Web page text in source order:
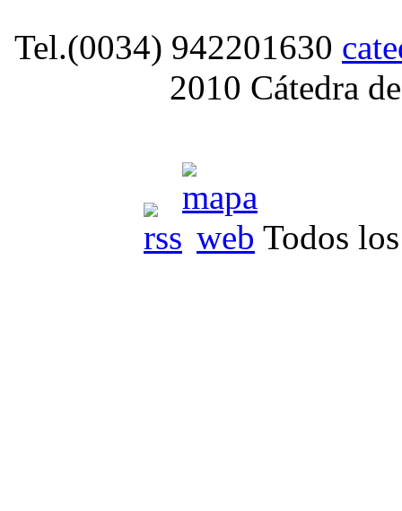
Tel.(0034) 942201630
2010 Cátedra
Todos